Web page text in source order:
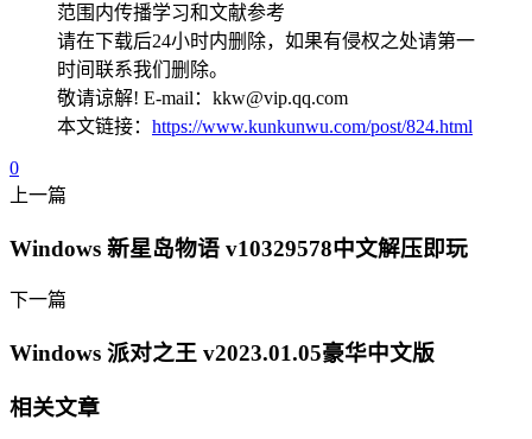
范围内传播学习和文献参考
请在下载后24小时内删除，如果有侵权之处请第一
时间联系我们删除。
敬请谅解! E-mail：kkw@vip.qq.com
本文链接： https://www.kunkunwu.com/post/824.html
0
上一篇
Windows 新星岛物语 v10329578中文解压即玩
下一篇
Windows 派对之王 v2023.01.05豪华中文版
相关文章